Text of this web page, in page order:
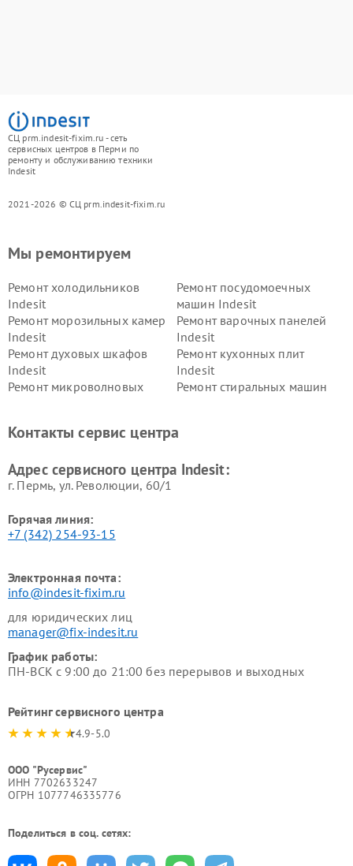
СЦ prm.indesit-fixim.ru - сеть
сервисных центров в Перми по
ремонту и обслуживанию техники
Indesit
2021-2026 © СЦ prm.indesit-fixim.ru
Мы ремонтируем
Ремонт холодильников
Indesit
Ремонт посудомоечных
машин Indesit
Ремонт морозильных камер
Indesit
Ремонт варочных панелей
Indesit
Ремонт духовых шкафов
Indesit
Ремонт кухонных плит
Indesit
Ремонт микроволновых
Ремонт стиральных машин
Indesit
Indesit
Контакты сервис центра
Адрес сервисного центра Indesit:
г. Пермь, ул. ​Революции, 60/1
Горячая линия:
+7 (342) 254-93-15
Электронная почта:
info@indesit-fixim.ru
для юридических лиц
manager@fix-indesit.ru
График работы:
ПН-ВСК с 9:00 до 21:00 без перерывов и выходных
Рейтинг сервисного центра
4.9-5.0
ООО "Русервис"
ИНН 7702633247
ОГРН 1077746335776
Поделиться в соц. сетях: